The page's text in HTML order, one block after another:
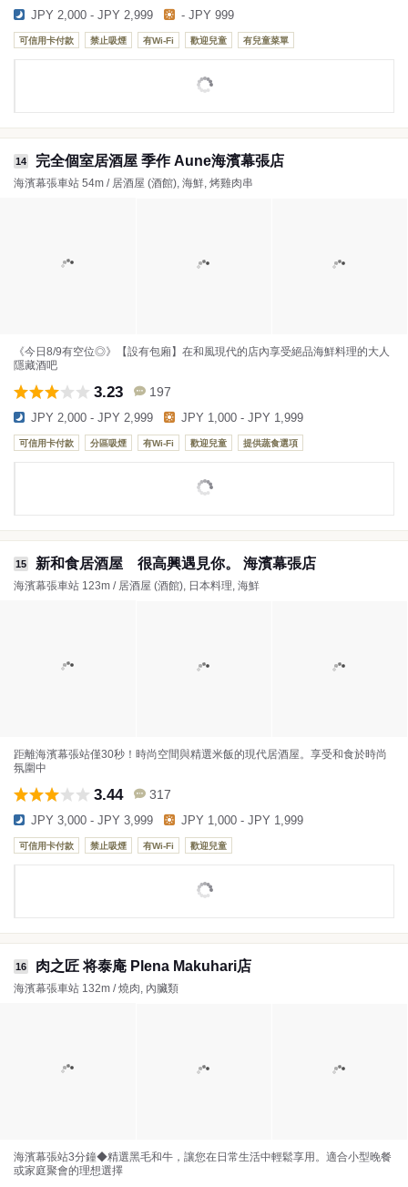
JPY 2,000 - JPY 2,999 - JPY 999
可信用卡付款 禁止吸煙 有Wi-Fi 歡迎兒童 有兒童菜單
14 完全個室居酒屋 季作 Aune海濱幕張店
海濱幕張車站 54m / 居酒屋 (酒館), 海鮮, 烤雞肉串
《今日8/9有空位◎》【設有包廂】在和風現代的店內享受絕品海鮮料理的大人
隱藏酒吧
3.23 197
JPY 2,000 - JPY 2,999 JPY 1,000 - JPY 1,999
可信用卡付款 分區吸煙 有Wi-Fi 歡迎兒童 提供蔬食選項
15 新和食居酒屋 很高興遇見你。 海濱幕張店
海濱幕張車站 123m / 居酒屋 (酒館), 日本料理, 海鮮
距離海濱幕張站僅30秒！時尚空間與精選米飯的現代居酒屋。享受和食於時尚
氛圍中
3.44 317
JPY 3,000 - JPY 3,999 JPY 1,000 - JPY 1,999
可信用卡付款 禁止吸煙 有Wi-Fi 歡迎兒童
16 肉之匠 将泰庵 Plena Makuhari店
海濱幕張車站 132m / 燒肉, 內臟類
海濱幕張站3分鐘◆精選黑毛和牛，讓您在日常生活中輕鬆享用。適合小型晚餐
或家庭聚會的理想選擇